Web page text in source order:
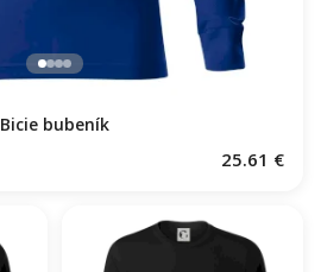
Bicie bubeník
25.61 €